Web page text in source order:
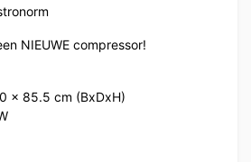
NIEUWE compressor!
x 85.5 cm (BxDxH)